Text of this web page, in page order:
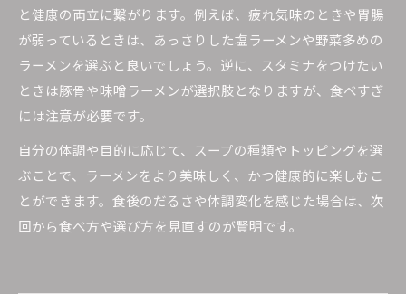
と健康の両立に繋がります。例えば、疲れ気味のときや胃腸
が弱っているときは、あっさりした塩ラーメンや野菜多めの
ラーメンを選ぶと良いでしょう。逆に、スタミナをつけたい
ときは豚骨や味噌ラーメンが選択肢となりますが、食べすぎ
には注意が必要です。
自分の体調や目的に応じて、スープの種類やトッピングを選
ぶことで、ラーメンをより美味しく、かつ健康的に楽しむこ
とができます。食後のだるさや体調変化を感じた場合は、次
回から食べ方や選び方を見直すのが賢明です。